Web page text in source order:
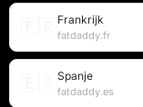
Frankrijk
fatdaddy.fr
Spanje
fatdaddy.es